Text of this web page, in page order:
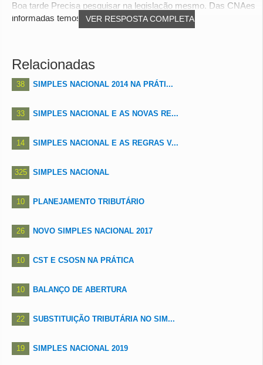
VER RESPOSTA COMPLETA
Boa tarde Precisa pesquisar na legislação mesmo. Das CNAes
informadas temos: 5250-8/04 - permitida 4...
Relacionadas
38 SIMPLES NACIONAL 2014 NA PRÁTI...
33 SIMPLES NACIONAL E AS NOVAS RE...
14 SIMPLES NACIONAL E AS REGRAS V...
325 SIMPLES NACIONAL
10 PLANEJAMENTO TRIBUTÁRIO
26 NOVO SIMPLES NACIONAL 2017
10 CST E CSOSN NA PRÁTICA
10 BALANÇO DE ABERTURA
22 SUBSTITUIÇÃO TRIBUTÁRIA NO SIM...
19 SIMPLES NACIONAL 2019